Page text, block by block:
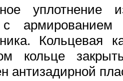
уплотнение
Кольцевая
кольце
антизадирной